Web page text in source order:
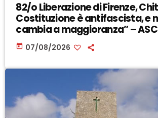
82/o Liberazione di Firenze,
Costituzione è antifascista, e
cambia a maggioranza” –
today 07/08/2026